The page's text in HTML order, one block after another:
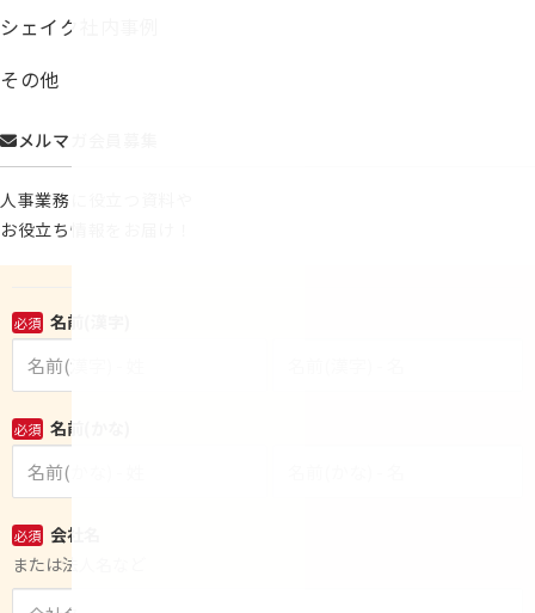
シェイク社内事例
その他
メルマガ会員募集
人事業務に役立つ資料や
お役立ち情報をお届け！